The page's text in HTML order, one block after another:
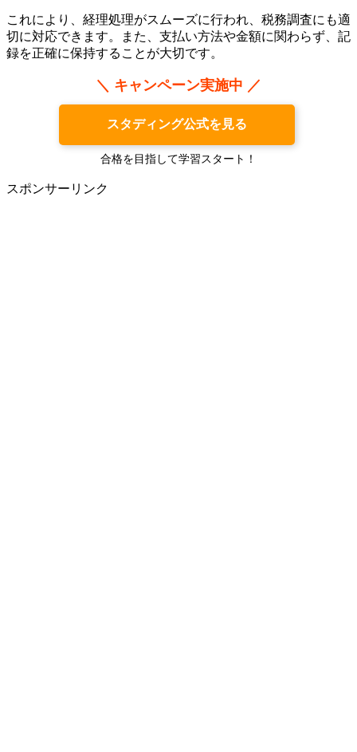
これにより、経理処理がスムーズに行われ、税務調査にも適
切に対応できます。また、支払い方法や金額に関わらず、記
録を正確に保持することが大切です。
＼ キャンペーン実施中 ／
スタディング公式を見る
合格を目指して学習スタート！
スポンサーリンク